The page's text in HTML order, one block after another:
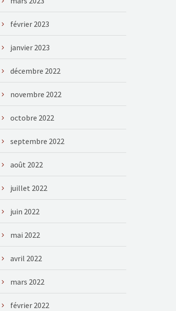
février 2023
janvier 2023
décembre 2022
novembre 2022
octobre 2022
septembre 2022
août 2022
juillet 2022
juin 2022
mai 2022
avril 2022
mars 2022
février 2022